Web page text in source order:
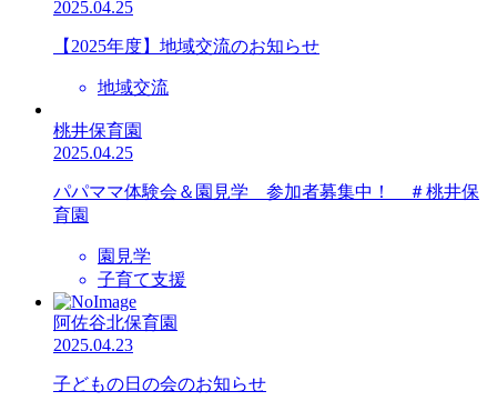
2025.04.25
【2025年度】地域交流のお知らせ
地域交流
桃井保育園
2025.04.25
パパママ体験会＆園見学 参加者募集中！ ＃桃井保
育園
園見学
子育て支援
阿佐谷北保育園
2025.04.23
子どもの日の会のお知らせ